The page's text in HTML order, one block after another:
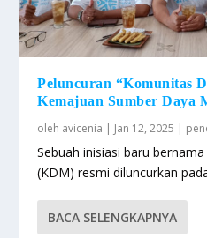
Peluncuran “Komunitas
Kemajuan Sumber Daya
oleh avicenia | Jan 12, 2025 |
Sebuah inisiasi baru
(KDM) resmi diluncurkan
BACA SELENGKAPNYA